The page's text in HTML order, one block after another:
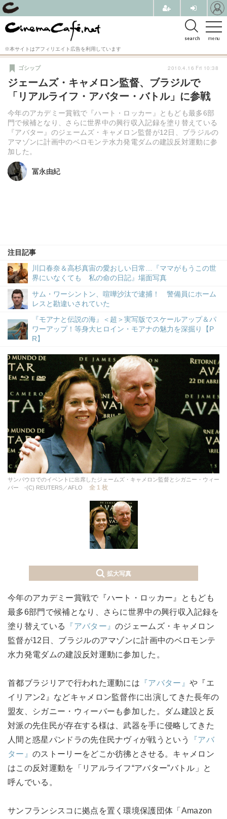
menu
search
※本サイトはアフィリエイト広告を利用しています
ジェームズ・キャメロン監督、ブラジルで
「リアルライフ・アバター・バトル」に参戦
今年のアカデミー賞戦で『ハート・ロッカー』ともども最多6部
門で候補となり、さらに世界中の興行収入記録を塗り替えている
『アバター』のジェームズ・キャメロン監督が12日、ブラジルの
アマゾンに計画中のベロモンテ水力発電ダムの建設反対運動に参
加した。
ゴシップ
冨永由紀
冨永由紀
注目記事
川口春奈＆高杉真宙の愛おしい日常…『ママがもうこの世
界にいなくても 私の命の日記』場面写真
サム・ワーシントン、喧嘩沙汰で逮捕！ 警備員にホーム
レスと勘違いされていた
『モアナと伝説の海』＜超＞実写版でスケールアップ＆パ
ワーアップ！等身大ヒロイン・モアナの魅力を深掘り【P
R】
2010.4.16 Fri 10:38
サンパウロでのイベントに出席したジェームズ・キャメロン監督とシガニー・ウィー
バー -(C) REUTERS／AFLO
全 1 枚
拡大写真
今年のアカデミー賞戦で『ハート・ロッカー』ともども
最多6部門で候補となり、さらに世界中の興行収入記録を
塗り替えている
『アバター』のジェームズ・キャメロン
監督が12日、ブラジルのアマゾンに計画中のベロモンテ
水力発電ダムの建設反対運動に参加した。
首都ブラジリアで行われた運動には 『アバター』や『エ
イリアン2』などキャメロン監督作に出演してきた長年の
盟友、シガニー・ウィーバーも参加した。ダム建設と反
対派の先住民が存在する様は、武器を手に侵略してきた
人間と惑星パンドラの先住民ナヴィが戦うという
『アバ
ター』 のストーリーをどこか彷彿とさせる。キャメロン
はこの反対運動を「リアルライフ“アバター”バトル」と
呼んでいる。
サンフランシスコに拠点を置く環境保護団体「Amazon